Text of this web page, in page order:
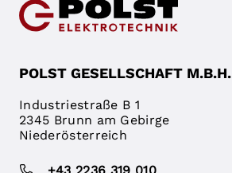
POLST GESELLSCHAFT M.B.H.
Industriestraße B 1
2345 Brunn am Gebirge
Niederösterreich